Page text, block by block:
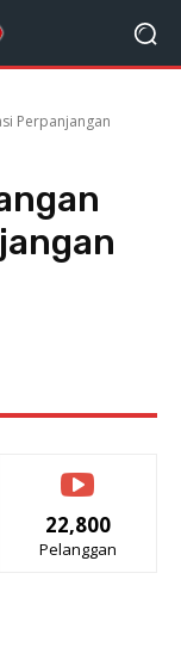
Perpanjangan
22,800
Pelanggan